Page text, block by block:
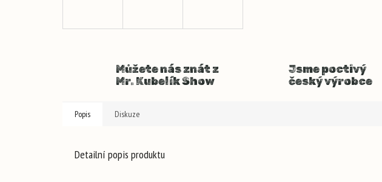
Můžete nás znát z
Mr. Kubelík Show
Jsme poctivý
český výrobce
Popis Diskuze
Detailní popis produktu